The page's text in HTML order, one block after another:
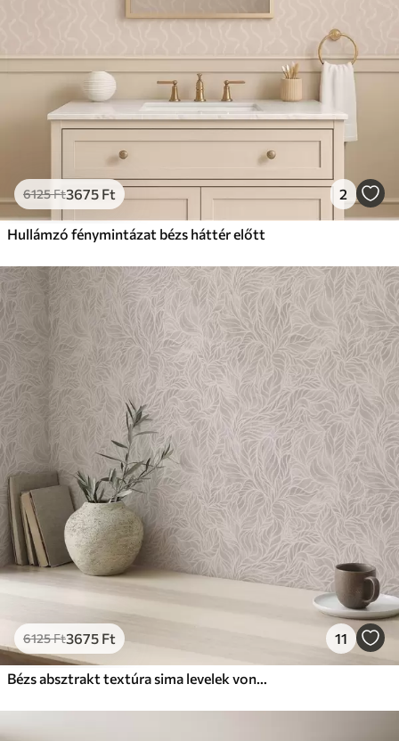
6125Ft3675 Ft 2
Hullámzó fénymintázat bézs háttér előtt
6125Ft3675 Ft 11
Bézs absztrakt textúra sima levelek vonalaival